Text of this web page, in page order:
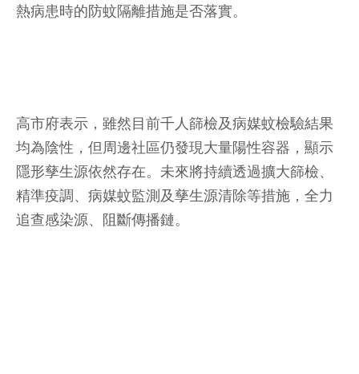
熱病患時的防蚊隔離措施是否落實。
高市府表示，雖然目前千人篩檢及病媒蚊檢驗結果
均為陰性，但周邊社區仍發現大量陽性容器，顯示
隱形孳生源依然存在。未來將持續透過擴大篩檢、
精準疫調、病媒蚊監測及孳生源清除等措施，全力
追查感染源、阻斷傳播鏈。